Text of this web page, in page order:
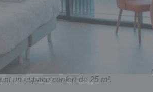
un espace confort de 25 m².